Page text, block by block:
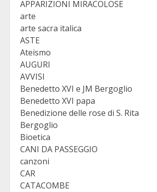
APPARIZIONI MIRACOLOSE
arte
arte sacra italica
ASTE
Ateismo
AUGURI
AVVISI
Benedetto XVI e JM Bergoglio
Benedetto XVI papa
Benedizione delle rose di S. Rita
Bergoglio
Bioetica
CANI DA PASSEGGIO
canzoni
CAR
CATACOMBE